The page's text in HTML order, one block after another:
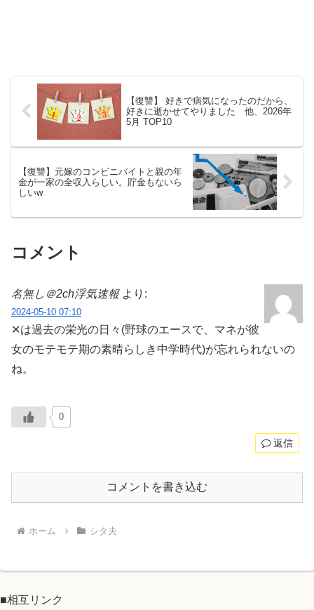
【復讐】 好きで病気になったのだから、
好きに逝かせてやりました 他、2026年
5月 TOP10
【復讐】元嫁のコンビニバイトと親の年
金が一家の全収入らしい。貯金もないら
しいw
コメント
名無し＠2ch浮気速報 より:
2024-05-10 07:10
✕は過去の栄光の日々(野球のエースで、マネが彼
女のモテモテ期の素晴らしき中学時代)が忘れられないの
ね。
0
返信
コメントを書き込む
ホーム シタ夫
■相互リンク